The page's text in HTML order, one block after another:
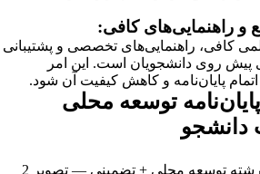
و راهنمایی‌های کافی:
کافی، راهنمایی‌های تخصصی و پشتیبانی
روی دانشجویان است. این امر
اتمام پایان‌نامه و کاهش کیفیت آن شود.
توسعه محلی